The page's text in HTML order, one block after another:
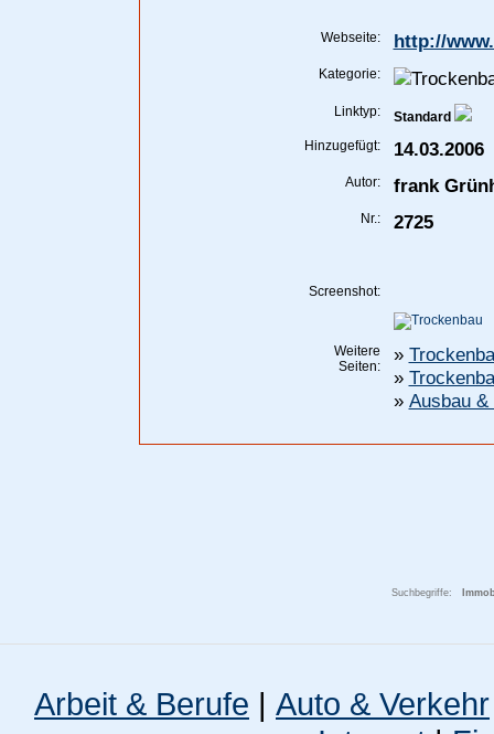
Webseite: http://
Kategorie:
Linktyp:
Standard
Hinzugefügt:
14.03.2006
Autor: frank
Nr.: 2725
Screenshot:
Weitere
Seiten:
»
»
» Ausbau &
Suchbegriffe:
Arbeit & Berufe | Auto & Verkehr